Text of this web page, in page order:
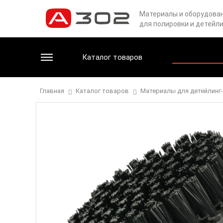
Материалы и
для полировки и
Каталог товаров
Главная Каталог товаров Материалы для